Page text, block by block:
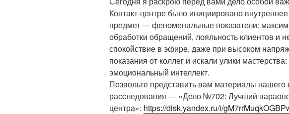
Контакт-центре было инициировано
предмет — феноменальные показатели:
обработки обращений, лояльность клиентов и
спокойствие в эфире, даже при высоком
показания от коллег и искали улики
эмоциональный интеллект.
Позвольте представить вам материалы нашего
расследования — «Дело №702: Лучший
центра»: https://disk.yandex.ru/i/